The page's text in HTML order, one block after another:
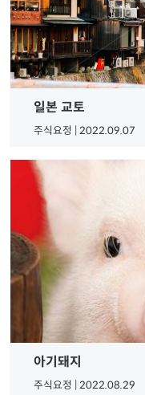
일본 교토
주식요정 | 2022.09.07
아기돼지
주식요정 | 2022.08.29